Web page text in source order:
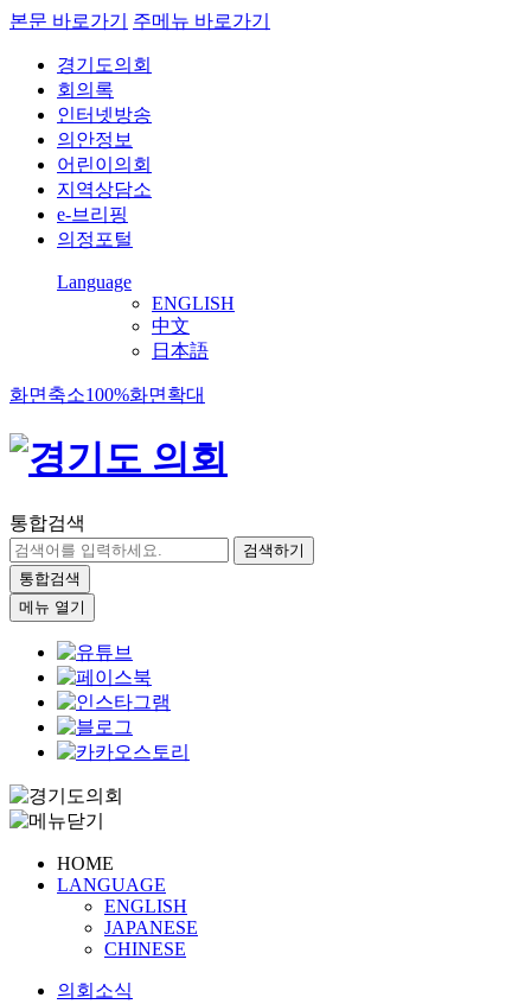
본문 바로가기 주메뉴 바로가기
경기도의회
회의록
인터넷방송
의안정보
어린이의회
지역상담소
e-브리핑
의정포털
Language
ENGLISH
中文
日本語
화면축소100%화면확대
통합검색
검색하기
통합검색
메뉴 열기
HOME
LANGUAGE
ENGLISH
JAPANESE
CHINESE
의회소식